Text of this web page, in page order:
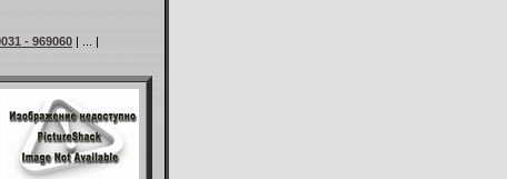
- 969060 | ... |